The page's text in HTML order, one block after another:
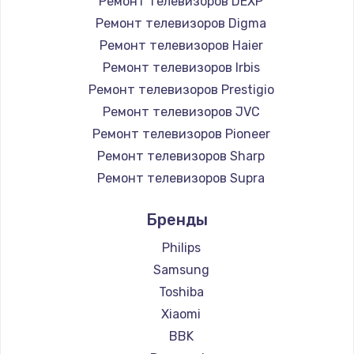
890 руб.
Заказать
Замена микросхемы NFC
1100 руб.
Заказать
Замена шим-контроллера
Заказать
Настройка Wi-Fi
1030 руб.
Заказать
Ремонт телевизоров Digma
Ремонт телевизоров Haier
Ремонт телевизоров Irbis
Ремонт телевизоров Prestigio
Ремонт телевизоров JVC
Ремонт телевизоров Pioneer
Ремонт телевизоров Sharp
Ремонт телевизоров Supra
Ремонт телевизоров Hisense
Ремонт телевизоров Daewoo
Ремонт телевизоров Centek
Ремонт телевизоров Telefunken
Ремонт телевизоров Hyundai
Ремонт телевизоров Doffler
Бренды
Philips
Samsung
Toshiba
Xiaomi
BBK